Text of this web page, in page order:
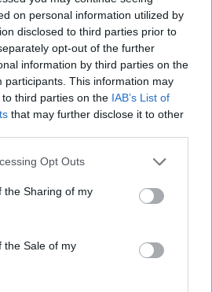
on personal information utilized by
disclosed to third parties prior to
opt-out of the further
information by third parties on the
participants. This information may
third parties on the IAB’s List of
that may further disclose it to other
Opt Outs
the Sharing of my
the Sale of my